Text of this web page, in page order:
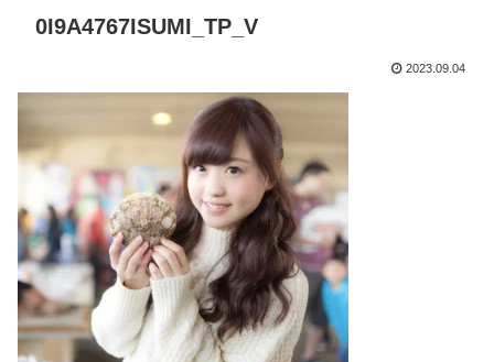
0I9A4767ISUMI_TP_V
2023.09.04